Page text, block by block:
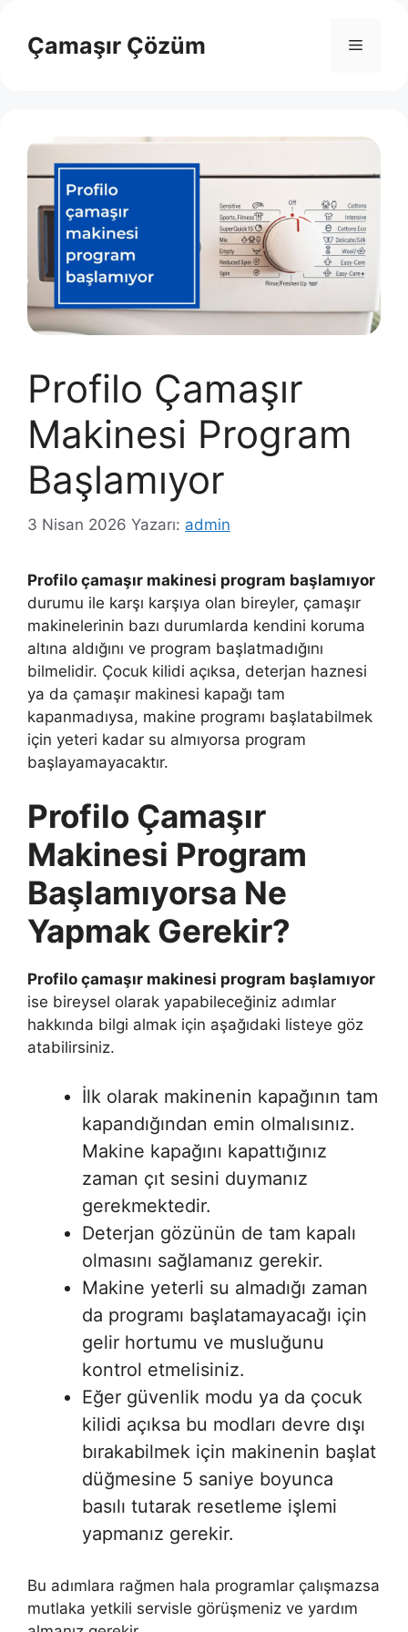
Çamaşır Çözüm Menü
Profilo Çamaşır
Makinesi Program
Başlamıyor
3 Nisan 2026 Yazarı: admin
Profilo çamaşır makinesi program başlamıyor
durumu ile karşı karşıya olan bireyler, çamaşır
makinelerinin bazı durumlarda kendini koruma
altına aldığını ve program başlatmadığını
bilmelidir. Çocuk kilidi açıksa, deterjan haznesi
ya da çamaşır makinesi kapağı tam
kapanmadıysa, makine programı başlatabilmek
için yeteri kadar su almıyorsa program
başlayamayacaktır.
Profilo Çamaşır
Makinesi Program
Başlamıyorsa Ne
Yapmak Gerekir?
Profilo çamaşır makinesi program başlamıyor
ise bireysel olarak yapabileceğiniz adımlar
hakkında bilgi almak için aşağıdaki listeye göz
atabilirsiniz.
İlk olarak makinenin kapağının tam
kapandığından emin olmalısınız.
Makine kapağını kapattığınız
zaman çıt sesini duymanız
gerekmektedir.
Deterjan gözünün de tam kapalı
olmasını sağlamanız gerekir.
Makine yeterli su almadığı zaman
da programı başlatamayacağı için
gelir hortumu ve musluğunu
kontrol etmelisiniz.
Eğer güvenlik modu ya da çocuk
kilidi açıksa bu modları devre dışı
bırakabilmek için makinenin başlat
düğmesine 5 saniye boyunca
basılı tutarak resetleme işlemi
yapmanız gerekir.
Bu adımlara rağmen hala programlar çalışmazsa
mutlaka yetkili servisle görüşmeniz ve yardım